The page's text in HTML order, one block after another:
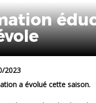
2023
a évolué cette saison.